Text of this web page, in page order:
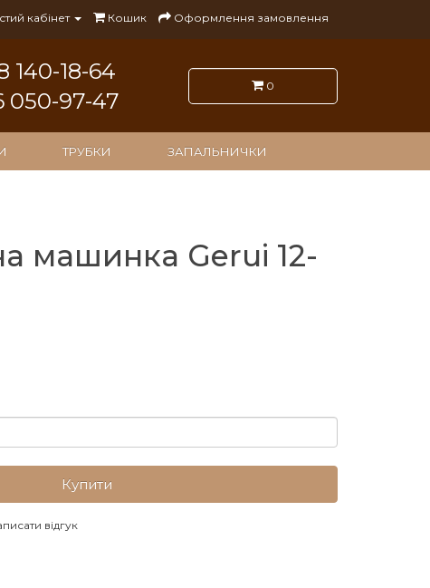
кабінет Кошик Оформлення замовлення
140-18-64
050-97-47
0
ТРУБКИ ЗАПАЛЬНИЧКИ
машинка Gerui 12-
Купити
відгук